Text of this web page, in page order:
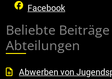
Facebook
Beliebte
Abteilungen
Abwerben von